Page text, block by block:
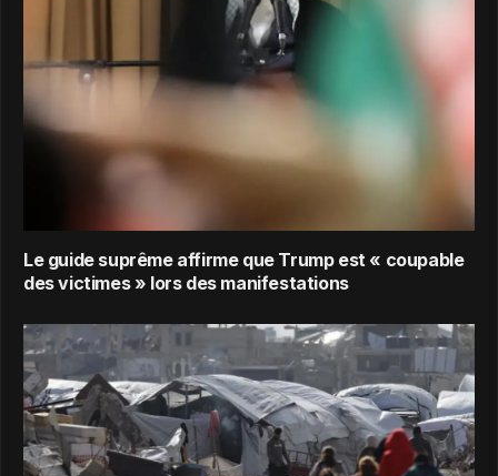
Le guide suprême affirme que Trump est « coupable
des victimes » lors des manifestations